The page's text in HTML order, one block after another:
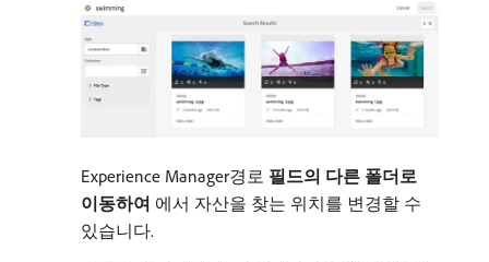
Experience Manager경로​ 필드의 다른 폴더로
이동하여 ​에서 자산을 찾는 위치를 변경할 수
있습니다.